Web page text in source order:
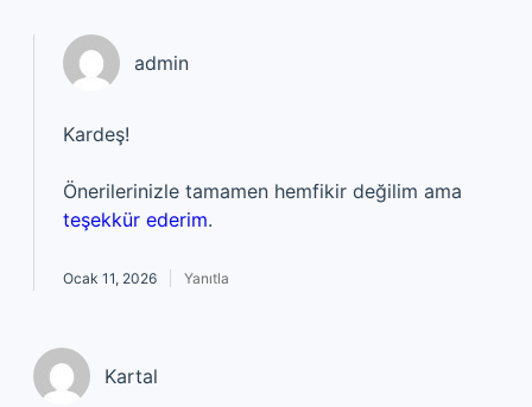
admin
Kardeş!
Önerilerinizle tamamen hemfikir değilim ama
teşekkür ederim.
Ocak 11, 2026 Yanıtla
Kartal